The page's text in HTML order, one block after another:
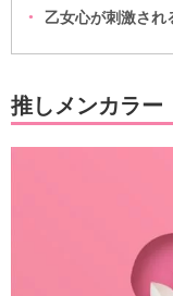
乙女心が刺激さ
推しメンカラー